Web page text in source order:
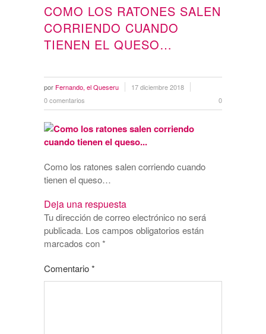
COMO LOS RATONES SALEN
CORRIENDO CUANDO
TIENEN EL QUESO…
por Fernando, el Queseru
17 diciembre 2018
0 comentarios
0
Como los ratones salen corriendo cuando
tienen el queso…
Deja una respuesta
Tu dirección de correo electrónico no será
publicada. Los campos obligatorios están
marcados con*
Comentario*